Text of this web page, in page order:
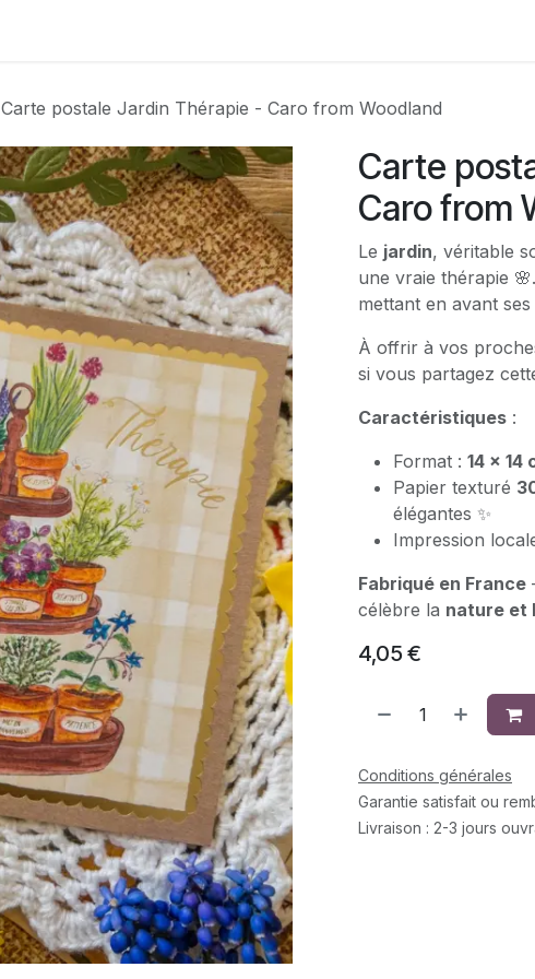
Carte postale Jardin Thérapie - Caro from Woodland
Carte
Caro from
Le jardin, véritable
une vraie thérapie
mettant en avant ses
À offrir à vos
si vous partagez
Caractéristiques :
Format : 14 x 14
Papier texturé
élégantes ✨
Impression
Fabriqué en France
célèbre la nature et
4,05 €
Conditions générales
Garantie satisfait ou
Livraison : 2-3 jours